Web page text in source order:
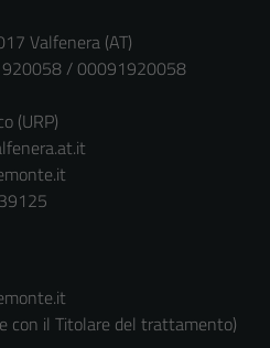
Valfenera (AT)
/ 00091920058
(URP)
con il Titolare del trattamento)